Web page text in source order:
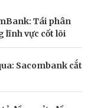
Tái phân
lĩnh vực cốt lõi
Sacombank cắt